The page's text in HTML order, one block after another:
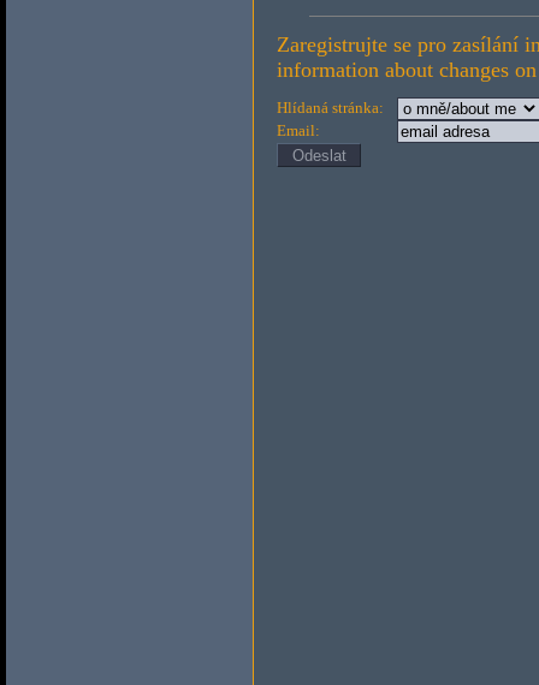
Zaregistrujte se pro zasílání
information about changes
Hlídaná stránka:
Email: